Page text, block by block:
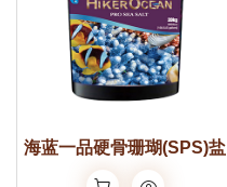
海蓝一品硬骨珊瑚(SPS)盐